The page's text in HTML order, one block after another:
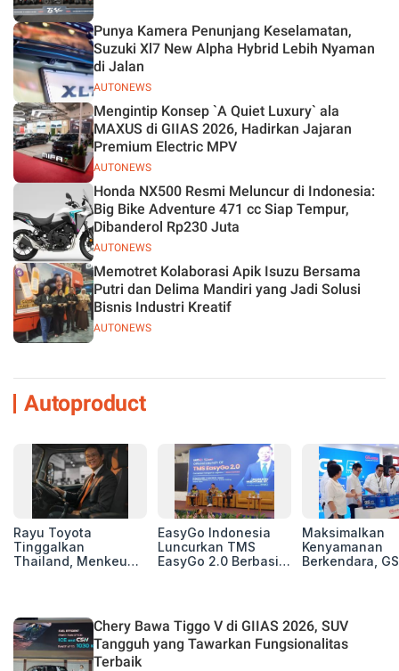
AUTONEWS
Punya Kamera Penunjang Keselamatan,
Suzuki Xl7 New Alpha Hybrid Lebih Nyaman
di Jalan
AUTONEWS
Mengintip Konsep `A Quiet Luxury` ala
MAXUS di GIIAS 2026, Hadirkan Jajaran
Premium Electric MPV
AUTONEWS
Honda NX500 Resmi Meluncur di Indonesia:
Big Bike Adventure 471 cc Siap Tempur,
Dibanderol Rp230 Juta
AUTONEWS
Memotret Kolaborasi Apik Isuzu Bersama
Putri dan Delima Mandiri yang Jadi Solusi
Bisnis Industri Kreatif
Autoproduct
Rayu Toyota
Tinggalkan
Thailand, Menkeu
Basis Produksi
ASEAN
EasyGo Indonesia
Luncurkan TMS
EasyGo 2.0 Berbasis
Maksimalkan
Kenyamanan
Berkendara,
2026
Chery Bawa Tiggo V di GIIAS 2026, SUV
Tangguh yang Tawarkan Fungsionalitas
Terbaik